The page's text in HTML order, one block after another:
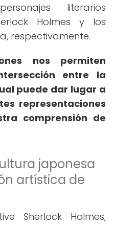
literarios
Holmes y los
respectivamente.
nos permiten
entre la
puede dar lugar a
representaciones
comprensión de
japonesa
artística de
Sherlock Holmes,